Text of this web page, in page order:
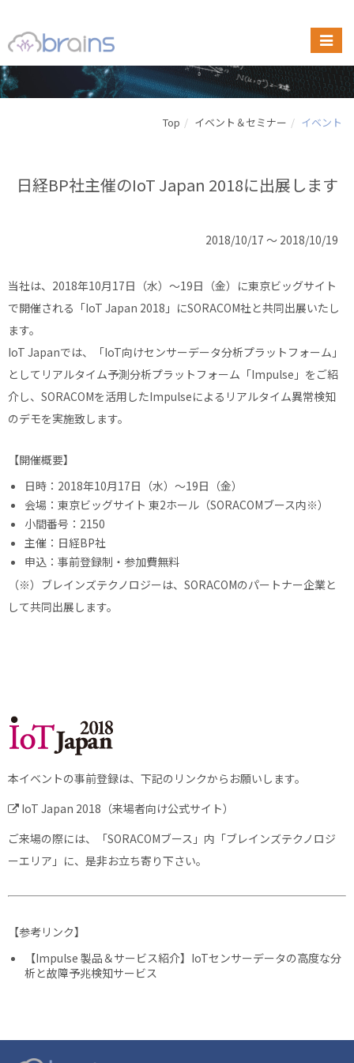
Top イベント＆セミナー イベント
日経BP社主催のIoT Japan 2018に出展します
2018/10/17 ～ 2018/10/19
当社は、2018年10月17日（水）〜19日（金）に東京ビッグサイト
で開催される「IoT Japan 2018」にSORACOM社と共同出展いたし
ます。
IoT Japanでは、「IoT向けセンサーデータ分析プラットフォーム」
としてリアルタイム予測分析プラットフォーム「Impulse」をご紹
介し、SORACOMを活用したImpulseによるリアルタイム異常検知
のデモを実施致します。
【開催概要】
日時：2018年10月17日（水）〜19日（金）
会場：東京ビッグサイト 東2ホール（SORACOMブース内※）
小間番号：2150
主催：日経BP社
申込：事前登録制・参加費無料
（※）ブレインズテクノロジーは、SORACOMのパートナー企業と
して共同出展します。
本イベントの事前登録は、下記のリンクからお願いします。
IoT Japan 2018（来場者向け公式サイト）
ご来場の際には、「SORACOMブース」内「ブレインズテクノロジ
ーエリア」に、是非お立ち寄り下さい。
【参考リンク】
【Impulse 製品＆サービス紹介】IoTセンサーデータの高度な分
析と故障予兆検知サービス